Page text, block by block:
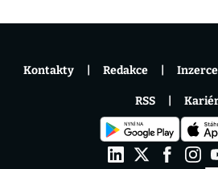
Kontakty Redakce Inzerce
RSS